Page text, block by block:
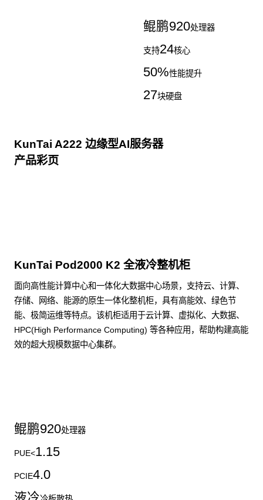
鲲鹏920处理器
支持24核心
50%性能提升
27块硬盘
KunTai A222 边缘型AI服务器
产品彩页
KunTai Pod2000 K2 全液冷整机柜
面向高性能计算中心和一体化大数据中心场景，支持云、计算、
存储、网络、能源的原生一体化整机柜，具有高能效、绿色节
能、极简运维等特点。该机柜适用于云计算、虚拟化、大数据、
HPC(High Performance Computing) 等各种应用，帮助构建高能
效的超大规模数据中心集群。
鲲鹏920处理器
PUE<1.15
PCIE4.0